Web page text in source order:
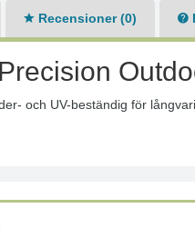
Recensioner (0)
och UV-beständig för